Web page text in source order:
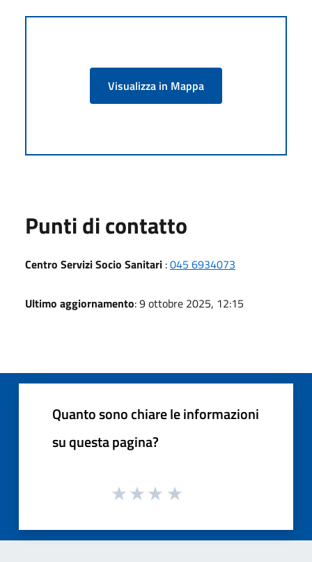
Visualizza in Mappa
Punti di contatto
Centro Servizi Socio Sanitari :045 6934073
Ultimo aggiornamento: 9 ottobre 2025, 12:15
Quanto sono chiare le informazioni
su questa pagina?